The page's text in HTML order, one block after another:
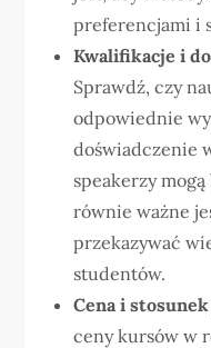
preferencjami i
Kwalifikacje i
Sprawdź, czy
odpowiednie
doświadczenie
speakerzy
równie ważne
przekazywać
studentów.
Cena i
ceny kursów w